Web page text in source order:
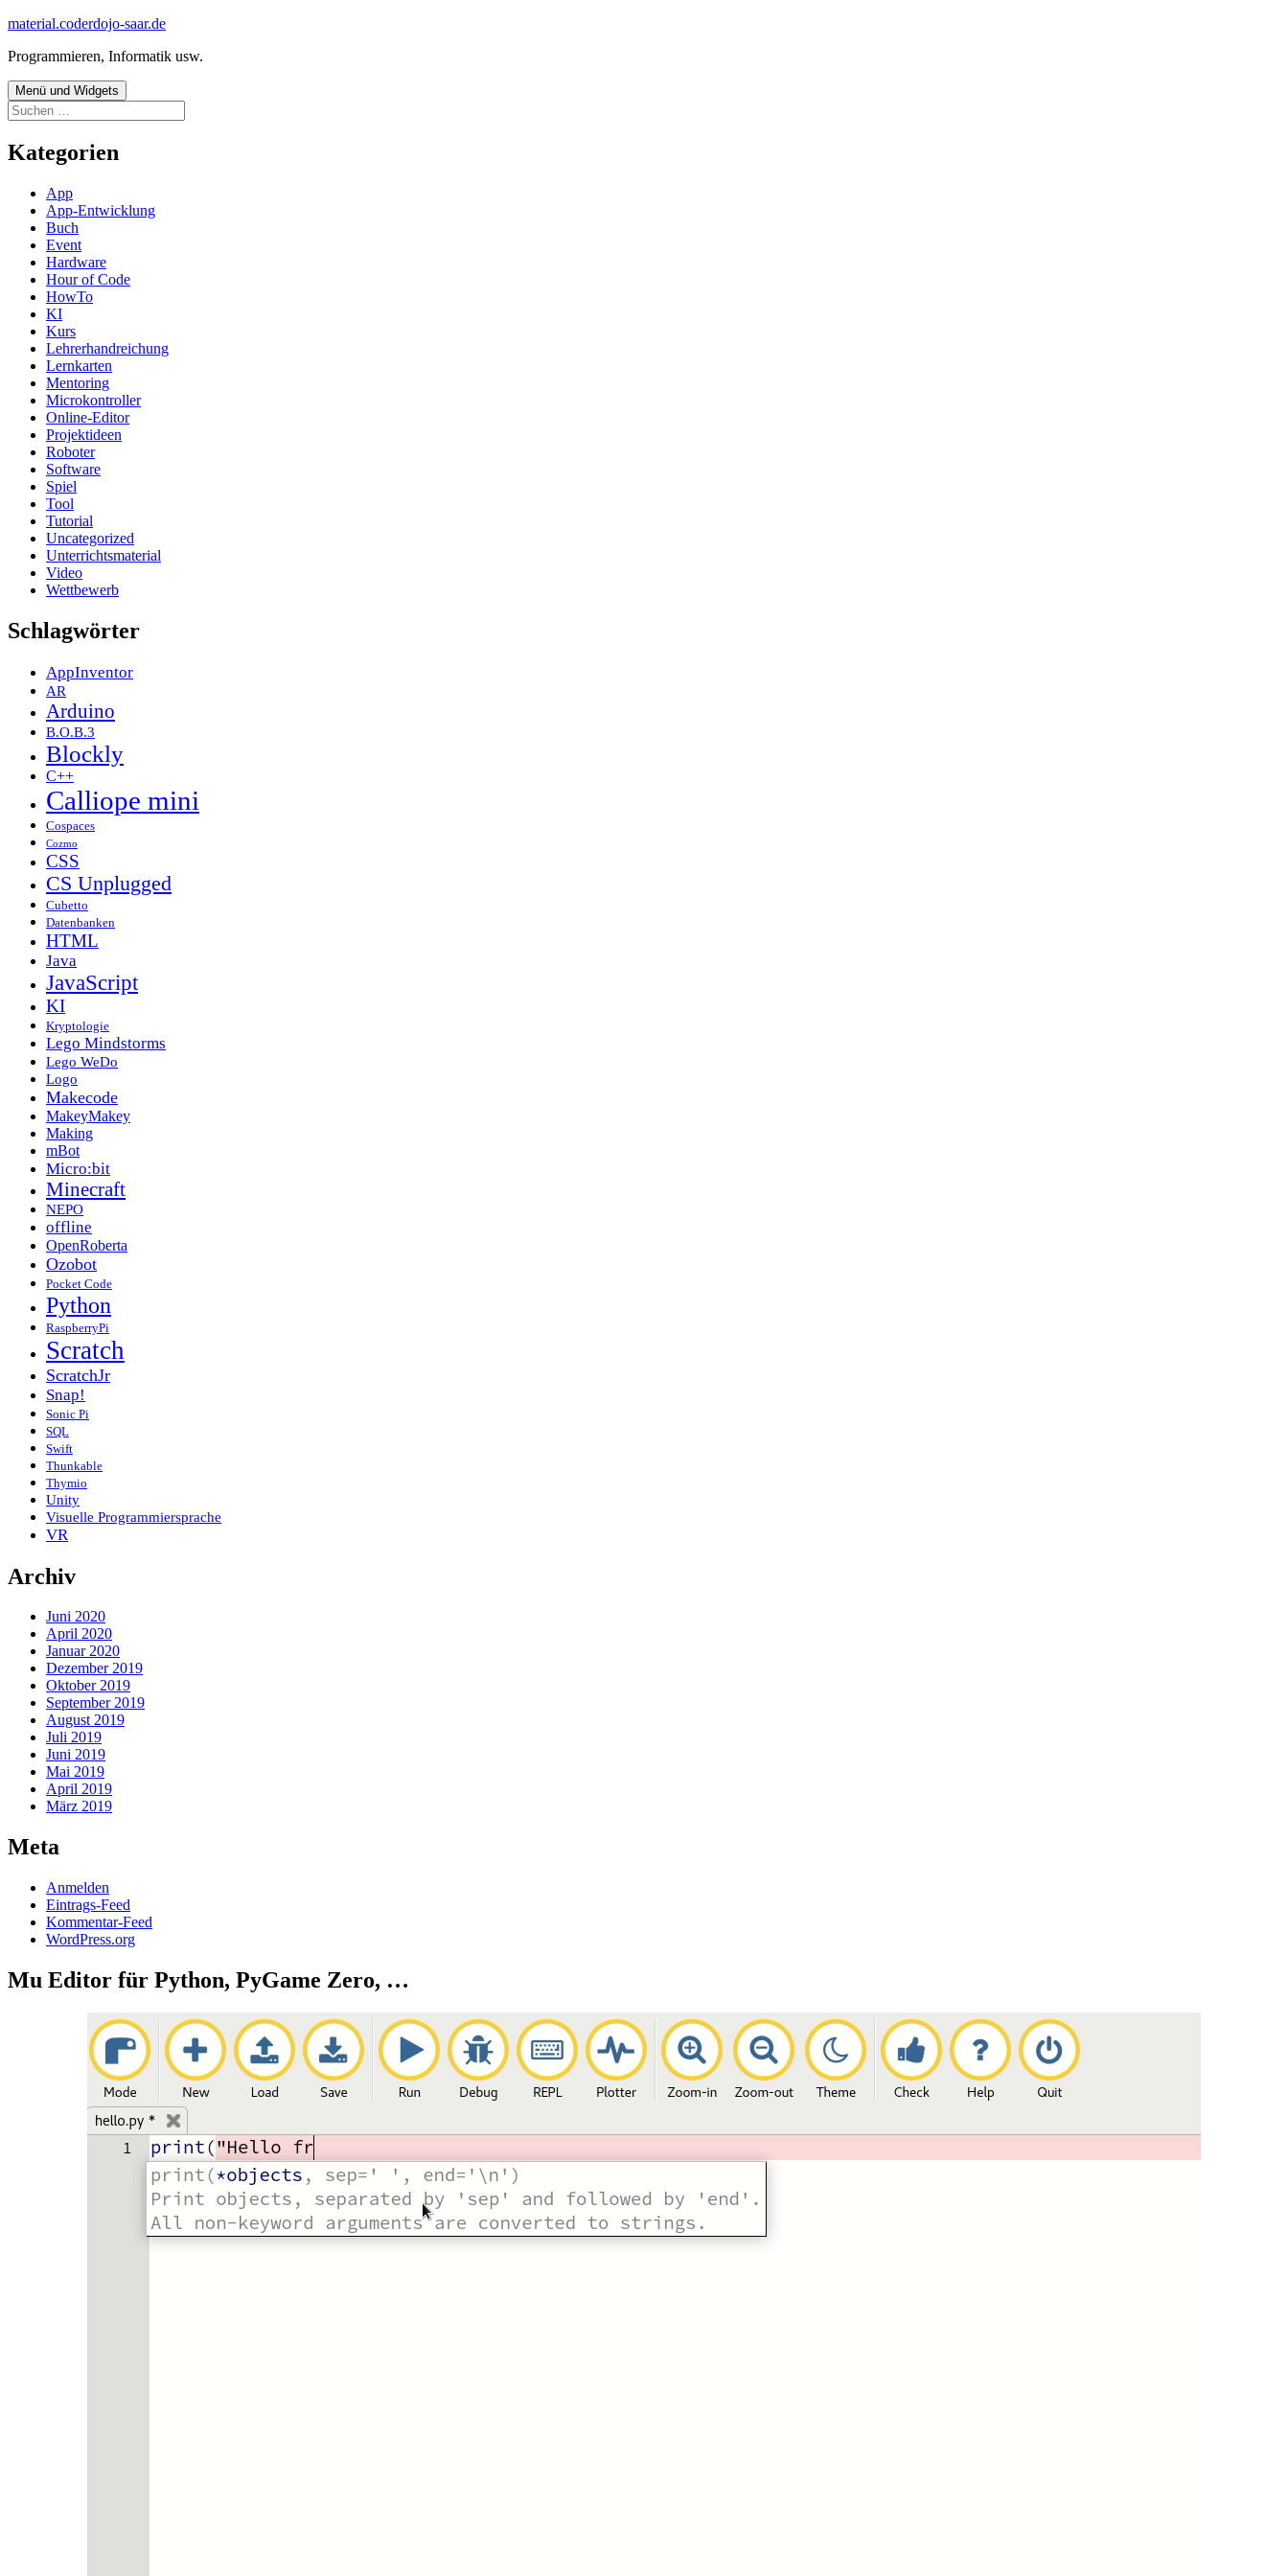
Zum
springen
material.coderdojo-saar.de
Programmieren, Informatik usw.
Menü und Widgets
Suchen
nach:
Kategorien
App
App-Entwicklung
Buch
Event
Hardware
Hour of Code
HowTo
KI
Kurs
Lehrerhandreichung
Lernkarten
Mentoring
Microkontroller
Online-Editor
Projektideen
Roboter
Software
Spiel
Tool
Tutorial
Uncategorized
Unterrichtsmaterial
Video
Wettbewerb
Schlagwörter
AppInventor
AR
Arduino
B.O.B.3
Blockly
C++
Calliope mini
Cospaces
Cozmo
CSS
CS Unplugged
Cubetto
Datenbanken
HTML
Java
JavaScript
KI
Kryptologie
Lego Mindstorms
Lego WeDo
Logo
Makecode
MakeyMakey
Making
mBot
Micro:bit
Minecraft
NEPO
offline
OpenRoberta
Ozobot
Pocket Code
Python
RaspberryPi
Scratch
ScratchJr
Snap!
Sonic Pi
SQL
Swift
Thunkable
Thymio
Unity
Visuelle Programmiersprache
VR
Archiv
Juni 2020
April 2020
Januar 2020
Dezember 2019
Oktober 2019
September 2019
August 2019
Juli 2019
Juni 2019
Mai 2019
April 2019
März 2019
Meta
Anmelden
Eintrags-Feed
Kommentar-Feed
WordPress.org
Mu Editor für Python, PyGame Zero, …